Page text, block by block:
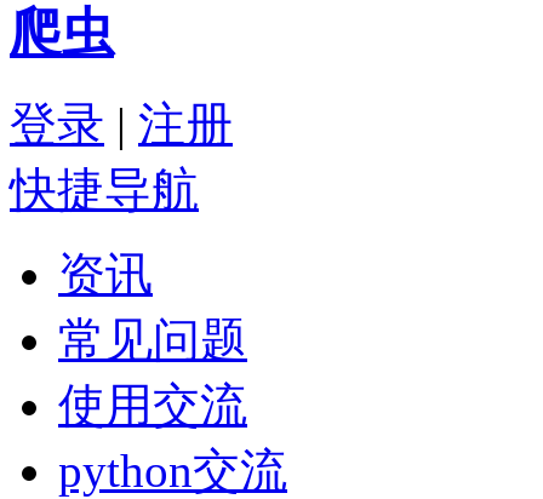
登录 | 注册
快捷导航
资讯
常见问题
使用交流
python交流